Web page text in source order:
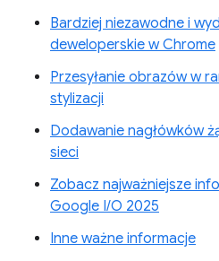
Bardziej niezawodne i
deweloperskie w Chrome
Przesyłanie obrazów w
stylizacji
Dodawanie nagłówków
sieci
Zobacz najważniejsze
Google I/O 2025
Inne ważne informacje